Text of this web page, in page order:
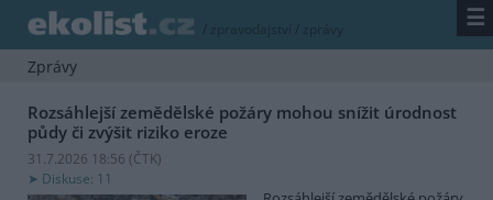
/ zpravodajství / zprávy ☰
Zprávy
Rozsáhlejší zemědělské požáry mohou snížit úrodnost
půdy či zvýšit riziko eroze
31.7.2026 18:56 (ČTK)
Diskuse: 11